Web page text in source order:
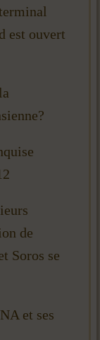
est ouvert
de
Soros se
et ses